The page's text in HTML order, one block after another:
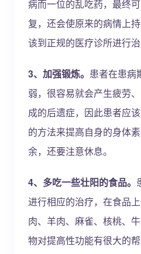
病而一位的乱吃药，最终
复，还会使原来的病情上
该到正规的医疗诊所进行治
3、加强锻炼。 患者在患病
弱，很容易就会产生疲劳
成的后遗症，因此患者应
的方法来提高自身的身体
余，还要注意休息。
4、多吃一些壮阳的食品。
进行相应的治疗，在食品
肉、羊肉、麻雀、核桃、
物对提高性功能有很大的帮